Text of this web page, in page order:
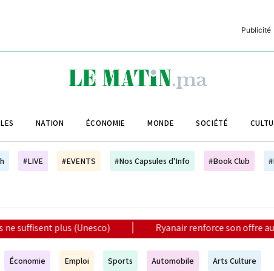
Publicité
NATION ÉCONOMIE MONDE SOCIÉTÉ
#LIVE #EVENTS #Nos Capsules d'Info #Book Club
| Ryanair renforce son offre au Maroc avec 17 nouvelles
Économie Emploi Sports Automobile Arts Culture